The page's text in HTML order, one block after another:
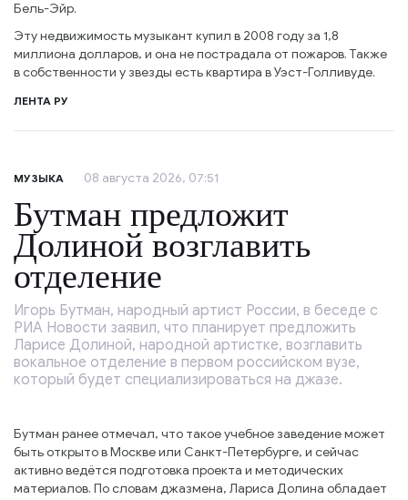
Бель-Эйр.
Эту недвижимость музыкант купил в 2008 году за 1,8
миллиона долларов, и она не пострадала от пожаров. Также
в собственности у звезды есть квартира в Уэст-Голливуде.
ЛЕНТА РУ
МУЗЫКА 08 августа 2026, 07:51
Бутман предложит
Долиной возглавить
отделение
Игорь Бутман, народный артист России, в беседе с
РИА Новости заявил, что планирует предложить
Ларисе Долиной, народной артистке, возглавить
вокальное отделение в первом российском вузе,
который будет специализироваться на джазе.
Бутман ранее отмечал, что такое учебное заведение может
быть открыто в Москве или Санкт-Петербурге, и сейчас
активно ведётся подготовка проекта и методических
материалов. По словам джазмена, Лариса Долина обладает